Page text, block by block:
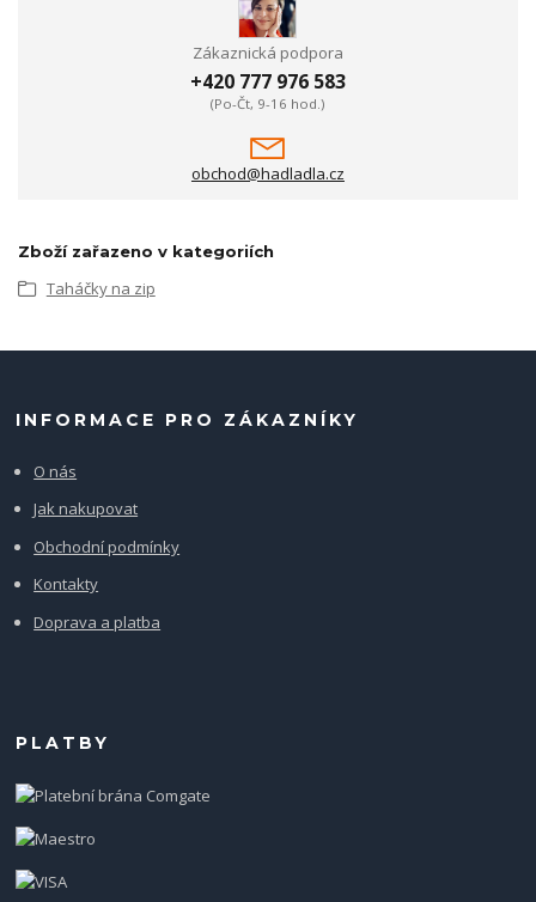
Zákaznická podpora
+420 777 976 583
(Po-Čt, 9-16 hod.)
obchod@hadladla.cz
Zboží zařazeno v kategoriích
Taháčky na zip
INFORMACE PRO ZÁKAZNÍKY
O nás
Jak nakupovat
Obchodní podmínky
Kontakty
Doprava a platba
PLATBY